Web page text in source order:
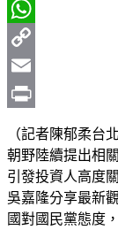
Facebook
WhatsApp
Copy
Link
Email
（記者陳郁柔台
朝野陸續提出相
引發投資人高度
吳嘉隆分享最新
國對國民黨態度